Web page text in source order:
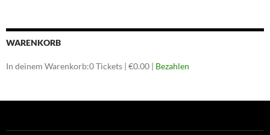
WARENKORB
In deinem Warenkorb:0Tickets | €0.00 | Bezahlen